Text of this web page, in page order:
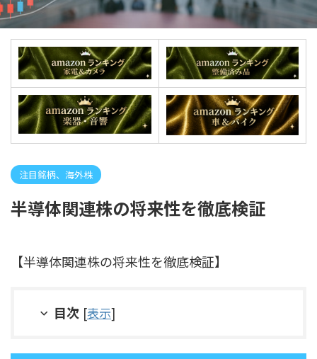
注目銘柄、海外株
半導体関連株の将来性を徹底検証
【半導体関連株の将来性を徹底検証】
目次 [表示]